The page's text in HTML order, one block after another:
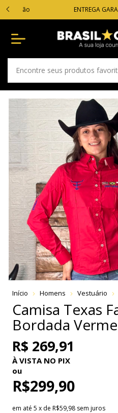
ENTREGA
Início Homens Vestuário
Camisa Texas
Bordada
R$ 269,91
À VISTA NO PIX
ou
R$299,90
em até 5 x de R$59,98 sem juros